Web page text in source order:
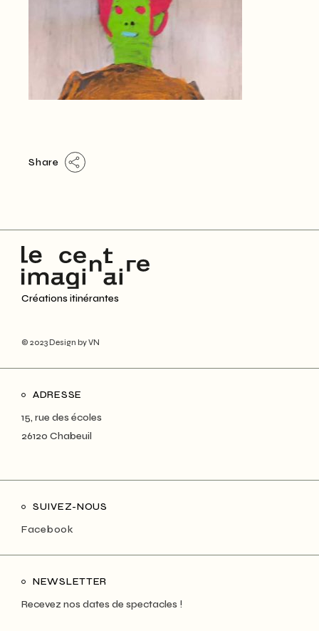
Share
Créations itinérantes
© 2023Design by VN
ADRESSE
15, rue des écoles
26120 Chabeuil
SUIVEZ-NOUS
Facebook
NEWSLETTER
Recevez nos dates de spectacles !